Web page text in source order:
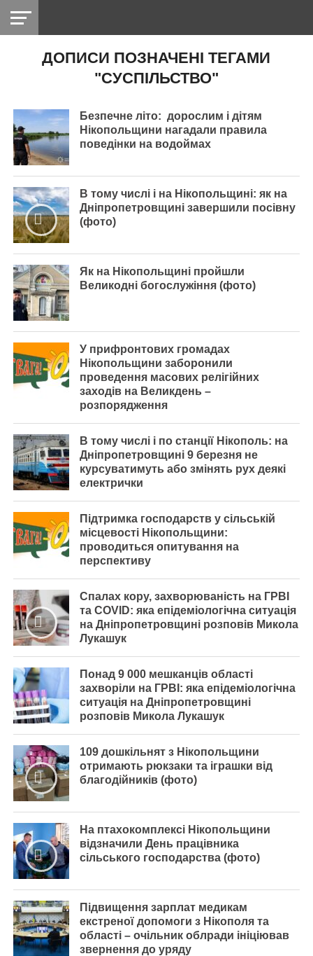
НІКОПОЛЬ
СІЧЕСЛАВСЬКА
РАДІО
ДОПИСИ ПОЗНАЧЕНІ ТЕГАМИ
"CУСПІЛЬСТВО"
Безпечне літо: дорослим і дітям
Нікопольщини нагадали правила
поведінки на водоймах
В тому числі і на Нікопольщині: як на
Дніпропетровщині завершили посівну
(фото)
Як на Нікопольщині пройшли
Великодні богослужіння (фото)
У прифронтових громадах
Нікопольщини заборонили
проведення масових релігійних
заходів на Великдень –
розпорядження
В тому числі і по станції Нікополь: на
Дніпропетровщині 9 березня не
курсуватимуть або змінять рух деякі
електрички
Підтримка господарств у сільській
місцевості Нікопольщини:
проводиться опитування на
перспективу
Спалах кору, захворюваність на ГРВІ
та COVID: яка епідеміологічна ситуація
на Дніпропетровщині розповів Микола
Лукашук
Понад 9 000 мешканців області
захворіли на ГРВІ: яка епідеміологічна
ситуація на Дніпропетровщині
розповів Микола Лукашук
109 дошкільнят з Нікопольщини
отримають рюкзаки та іграшки від
благодійників (фото)
На птахокомплексі Нікопольщини
відзначили День працівника
сільського господарства (фото)
Підвищення зарплат медикам
екстреної допомоги з Нікополя та
області – очільник облради ініціював
звернення до уряду